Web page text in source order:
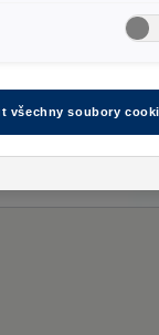
všechny soubory